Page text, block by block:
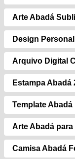
Arte Abadá
Design
Arquivo Digital
Estampa Abadá
Template
Arte Abadá para
Camisa Abadá